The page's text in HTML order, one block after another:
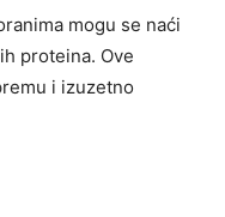
mogu se naći
proteina. Ove
i izuzetno